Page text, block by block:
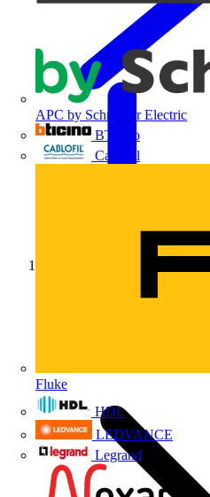
APC by Schneider Electric
BTicino
Cablofil
Fluke
HDL
LEDVANCE
Legrand